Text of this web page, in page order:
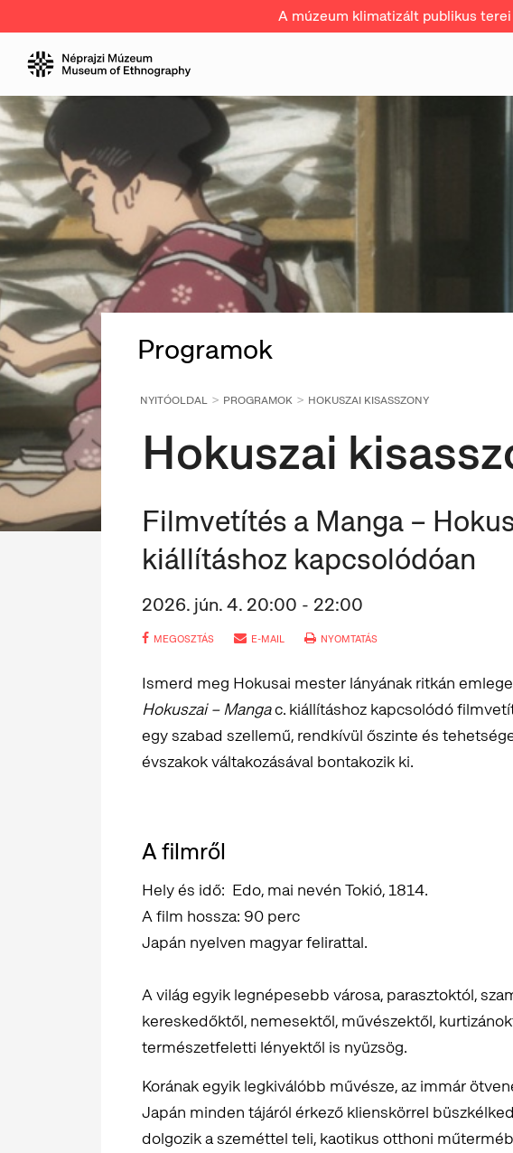
A múzeum klimatizált publikus
Programok
NYITÓOLDAL PROGRAMOK HOKUSZAI KISASSZONY
Hokuszai
Filmvetítés a Manga –
kiállításhoz kapcsolódóan
2026. jún. 4. 20:00 - 22:00
MEGOSZTÁS E-MAIL NYOMTATÁS
Ismerd meg Hokusai mester lányának ritkán
Hokuszai – Mangac. kiállításhoz kapcsolódó
egy szabad szellemű, rendkívül őszinte és
évszakok váltakozásával bontakozik ki.
A filmről
Hely és idő: Edo, mai nevén Tokió, 1814.
A film hossza: 90 perc
Japán nyelven magyar felirattal.
A világ egyik legnépesebb városa, parasztoktól,
kereskedőktől, nemesektől, művészektől,
természetfeletti lényektől is nyüzsög.
Korának egyik legkiválóbb művésze, az immár
Japán minden tájáról érkező klienskörrel
dolgozik a szeméttel teli, kaotikus otthoni